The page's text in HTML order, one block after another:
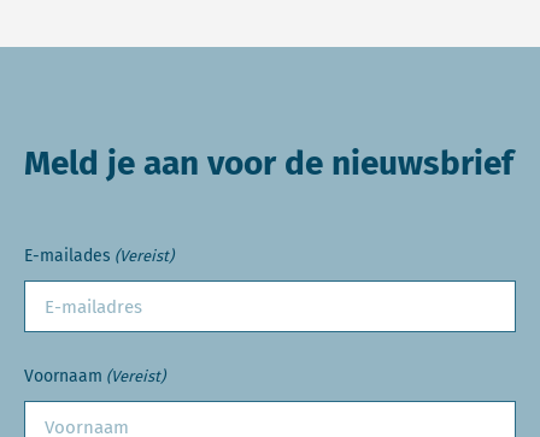
Meld je aan voor de nieuwsbrief
E-mailades (Vereist)
Voornaam (Vereist)